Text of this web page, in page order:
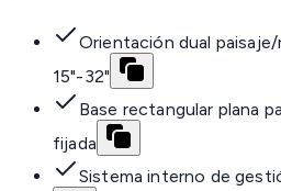
Orientación dual
15"-32"
Base rectangular plana
fijada
Sistema interno de